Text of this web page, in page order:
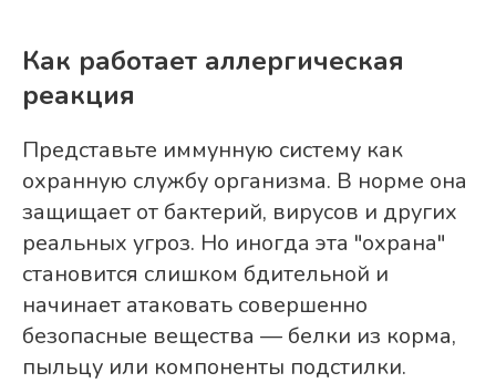
Как работает аллергическая
реакция
Представьте иммунную систему как
охранную службу организма. В норме она
защищает от бактерий, вирусов и других
реальных угроз. Но иногда эта "охрана"
становится слишком бдительной и
начинает атаковать совершенно
безопасные вещества — белки из корма,
пыльцу или компоненты подстилки.